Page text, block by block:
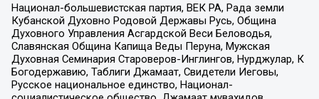
Национал-большевистская партия, ВЕК РА, Рада земли
Кубанской Духовно Родовой Державы Русь, Община
Духовного Управления Асгардской Веси Беловодья,
Славянская Община Капища Веды Перуна, Мужская
Духовная Семинария Староверов-Инглингов, Нурджулар, К
Богодержавию, Таблиги Джамаат, Свидетели Иеговы,
Русское национальное единство, Национал-